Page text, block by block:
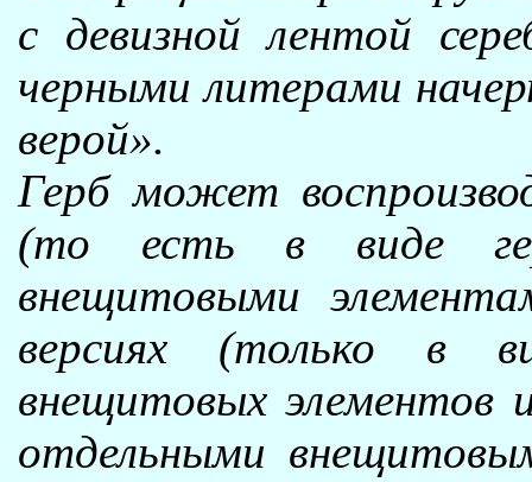
с девизной лентой
черными литерами
верой».
Герб может
(то есть в виде
внещитовыми
версиях (только в
внещитовых элементов
отдельными